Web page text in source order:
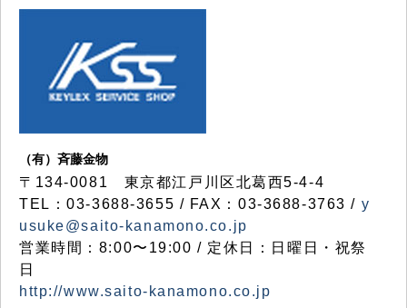
（有）斉藤金物
〒134-0081 東京都江戸川区北葛西5-4-4
TEL：03-3688-3655 / FAX：03-3688-3763 / y
usuke@saito-kanamono.co.jp
営業時間：8:00〜19:00 / 定休日：日曜日・祝祭
日
http://www.saito-kanamono.co.jp